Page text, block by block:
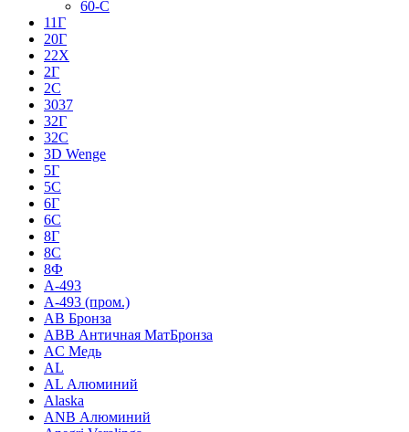
60-C
11Г
20Г
22Х
2Г
2С
3037
32Г
32С
3D Wenge
5Г
5С
6Г
6С
8Г
8С
8Ф
A-493
A-493 (пром.)
AB Бронза
ABB Античная МатБронза
AC Медь
AL
AL Алюминий
Alaska
ANB Алюминий